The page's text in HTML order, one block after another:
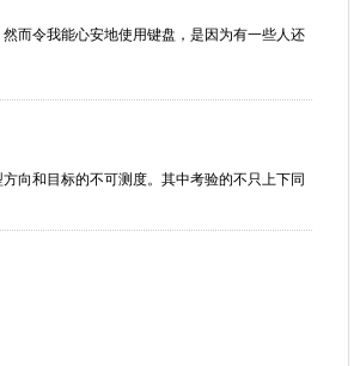
而令我能心安地使用键盘，是因为有一些人还
向和目标的不可测度。其中考验的不只上下同